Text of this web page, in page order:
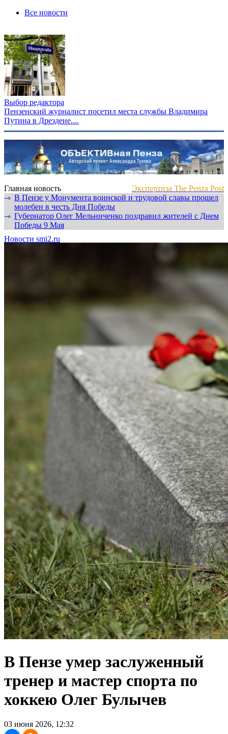
Все новости
Выбор редактора
Пензенский журналист посетил места службы Владимира
Путина в Дрездене....
Главная новость
Экспертиза The Penza Post
⇾ В Пензе у Монумента воинской и трудовой славы прошел
молебен в честь Дня Победы
⇾ Губернатор Олег Мельниченко поздравил жителей с Днем
Победы 9 Мая
Новости smi2.ru
В Пензе умер заслуженный
тренер и мастер спорта по
хоккею Олег Булычев
03 июня 2026, 12:32